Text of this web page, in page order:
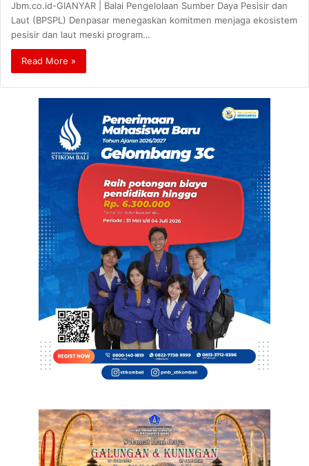
Jbm.co.id-GIANYAR | Balai Pengelolaan Sumber Daya Pesisir dan
Laut (BPSPL) Denpasar menegaskan komitmen menjaga ekosistem
pesisir dan laut meski program…
Read More »